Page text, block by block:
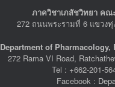
ภาควิชาเภสัชวิทยา ค
272 ถนนพระรามที่ 6 แขวงทุ่
Department of
272 Rama VI Road,
Tel : +662-201-
Facebook :